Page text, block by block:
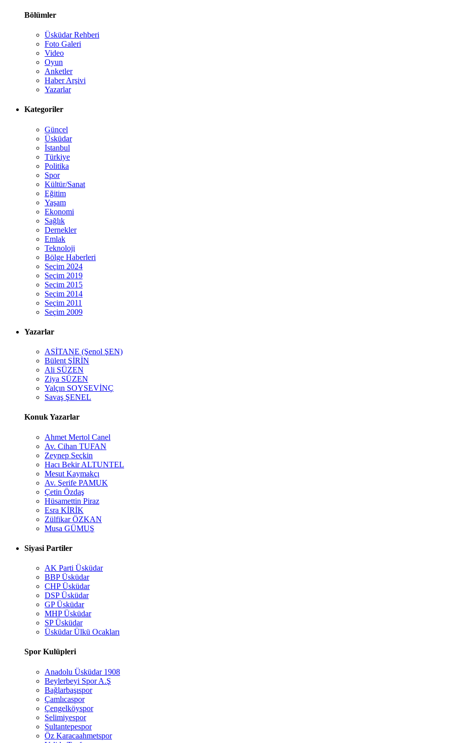
Bölümler
Üsküdar Rehberi
Foto Galeri
Video
Oyun
Anketler
Haber Arşivi
Yazarlar
Kategoriler
Güncel
Üsküdar
İstanbul
Türkiye
Politika
Spor
Kültür/Sanat
Eğitim
Yaşam
Ekonomi
Sağlık
Dernekler
Emlak
Teknoloji
Bölge Haberleri
Seçim 2024
Seçim 2019
Seçim 2015
Seçim 2014
Seçim 2011
Seçim 2009
Yazarlar
ASİTANE (Şenol ŞEN)
Bülent ŞİRİN
Ali SÜZEN
Ziya SÜZEN
Yalçın SOYSEVİNÇ
Savaş ŞENEL
Konuk Yazarlar
Ahmet Mertol Canel
Av. Cihan TUFAN
Zeynep Seçkin
Hacı Bekir ALTUNTEL
Mesut Kaymakçı
Av. Şerife PAMUK
Çetin Özdaş
Hüsamettin Piraz
Esra KİRİK
Zülfikar ÖZKAN
Musa GÜMUŞ
Siyasi Partiler
AK Parti Üsküdar
BBP Üsküdar
CHP Üsküdar
DSP Üsküdar
GP Üsküdar
MHP Üsküdar
SP Üsküdar
Üsküdar Ülkü Ocakları
Spor Kulüpleri
Anadolu Üsküdar 1908
Beylerbeyi Spor A.Ş
Bağlarbaşıspor
Çamlıcaspor
Çengelköyspor
Selimiyespor
Sultantepespor
Öz Karacaahmetspor